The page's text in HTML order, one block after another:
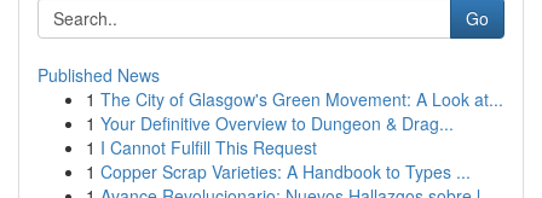
Go
Published News
1 The City of Glasgow's Green Movement: A Look at...
1 Your Definitive Overview to Dungeon & Drag...
1 I Cannot Fulfill This Request
1 Copper Scrap Varieties: A Handbook to Types ...